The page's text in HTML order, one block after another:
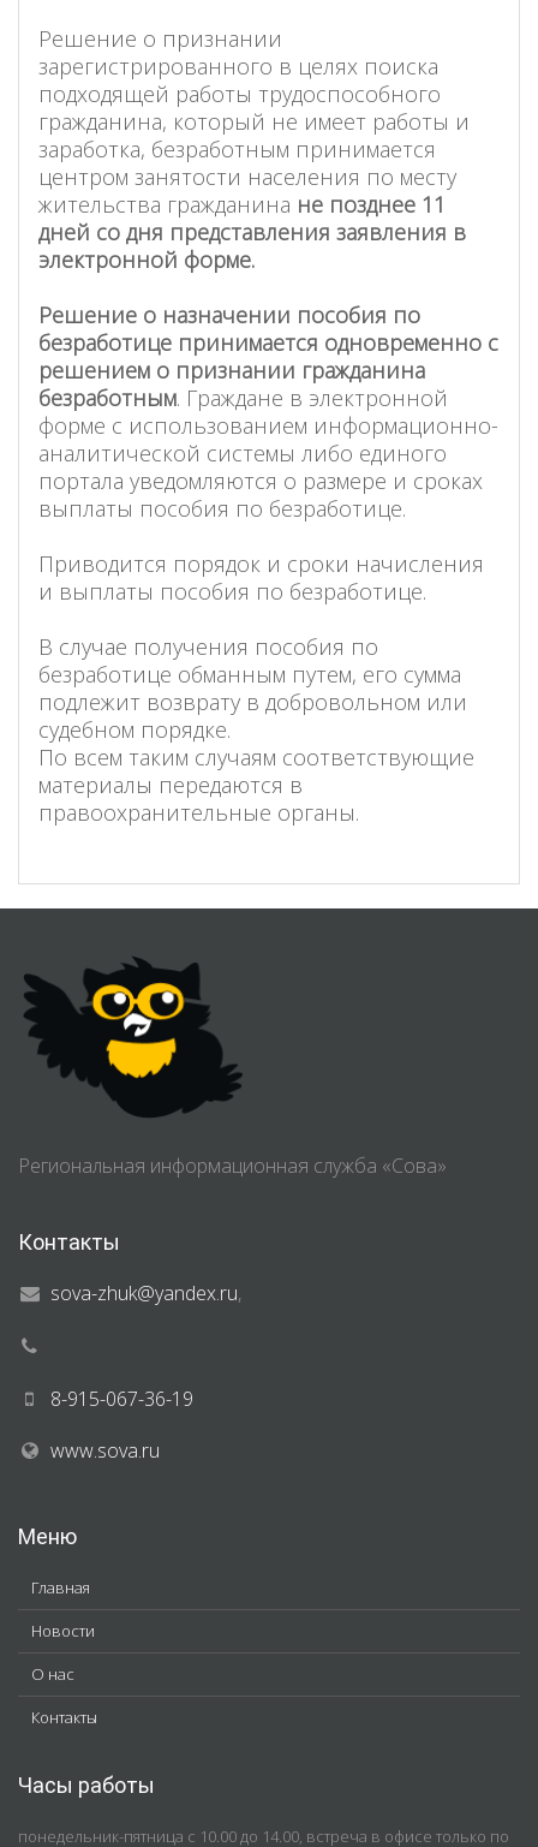
Решение о признании
зарегистрированного в целях поиска
подходящей работы трудоспособного
гражданина, который не имеет работы и
заработка, безработным принимается
центром занятости населения по месту
жительства гражданина не позднее 11
дней со дня представления заявления в
электронной форме.
Решение о назначении пособия по
безработице принимается одновременно с
решением о признании гражданина
безработным. Граждане в электронной
форме с использованием информационно-
аналитической системы либо единого
портала уведомляются о размере и сроках
выплаты пособия по безработице.
Приводится порядок и сроки начисления
и выплаты пособия по безработице.
В случае получения пособия по
безработице обманным путем, его сумма
подлежит возврату в добровольном или
судебном порядке.
По всем таким случаям соответствующие
материалы передаются в
правоохранительные органы.
Региональная информационная служба «Сова»
Контакты
sova-zhuk@yandex.ru,
8-915-067-36-19
www.sova.ru
Меню
Главная
Новости
О нас
Контакты
Часы работы
понедельник-пятница с 10.00 до 14.00, встреча в офисе только по